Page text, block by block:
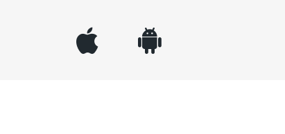
appleinc android